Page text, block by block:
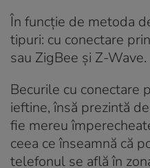
În funcție de metoda
tipuri: cu conectare
sau ZigBee și Z-Wave.
Becurile cu conectare
ieftine, însă prezintă
fie mereu
ceea ce înseamnă că
telefonul se află în